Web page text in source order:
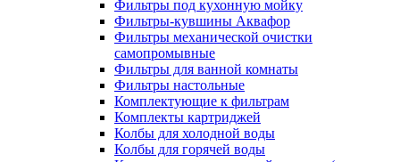
Фильтры под кухонную мойку
Фильтры-кувшины Аквафор
Фильтры механической очистки
самопромывные
Фильтры для ванной комнаты
Фильтры настольные
Комплектующие к фильтрам
Комплекты картриджей
Колбы для холодной воды
Колбы для горячей воды